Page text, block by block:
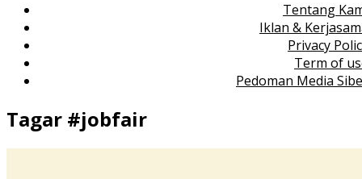
Tentang
Iklan &
Privacy
Term of
Pedoman Media
Tagar #jobfair